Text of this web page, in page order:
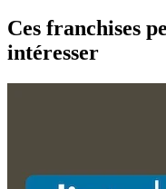
Ces franchises
intéresser